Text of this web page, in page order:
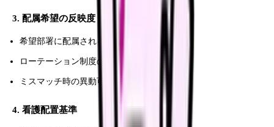
3. 配属希望の反映度
希望部署に配属される確率
ローテーション制度の有無
ミスマッチ時の異動可能性
4. 看護配置基準